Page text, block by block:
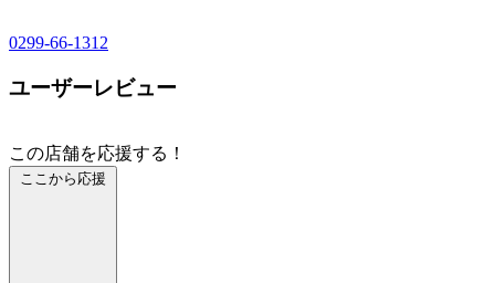
0299-66-1312
ユーザーレビュー
この店舗を応援する！
ここから応援